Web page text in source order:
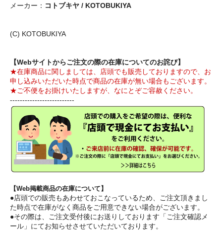
メーカー： コトブキヤ / KOTOBUKIYA
(C) KOTOBUKIYA
【Webサイトからご注文の際の在庫についてのお詫び】
★在庫商品に関しましては、店頭でも販売しておりますので、お
申し込みいただいた時点で商品の在庫が無い場合もございます。
★ご不便をお掛けいたしますが、なにとぞご容赦ください。
--------------------------
【Web掲載商品の在庫について】
●店頭での販売もあわせておこなっているため、ご注文頂きまし
た時点で在庫がなく商品をご用意できない場合がございます。
●その際は、ご注文受付後にお送りしております「ご注文確認メ
ール」にてお知らせさせていただいております。